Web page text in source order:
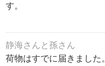
す。
静海さんと孫さん
荷物はすでに届きまし